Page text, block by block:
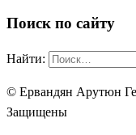
Поиск по сайту
Найти:
© Ервандян Арутюн
Защищены